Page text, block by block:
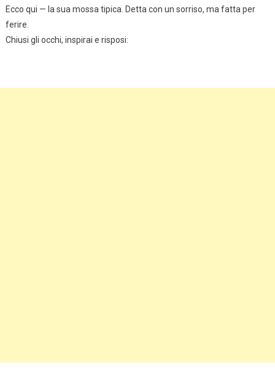
Ecco qui — la sua mossa tipica. Detta con un sorriso, ma fatta per
ferire.
Chiusi gli occhi, inspirai e risposi: